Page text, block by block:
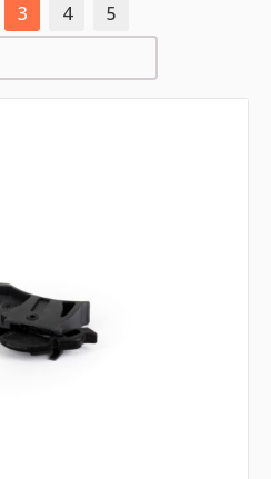
3 4
5